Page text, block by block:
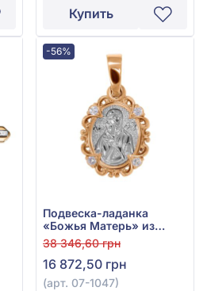
Купить
-56%
Подвеска-ладанка
«Божья Матерь» из
красно-белого золота
585° с фианитом, арт.
07-1047
38 346,60 грн
16 872,50 грн
(арт. 07-1047)